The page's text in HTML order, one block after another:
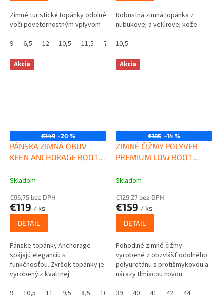
Zimné turistické topánky odolné
voči poveternostným vplyvom .
9
6,5 12 10,5 11,5 7 9,5
Robustná zimná topánka z
nubukovej a velúrovej kože.
10,5
Akcia
€149 –20 %
PÁNSKA ZIMNÁ OBUV
KEEN ANCHORAGE BOOT III
Skladom
€96,75 bez DPH
€119 / ks
DETAIL
Pánske topánky Anchorage
spájajú eleganciu s
funkčnosťou. Zvršok topánky je
vyrobený z kvalitnej
certifikáciou LWG a elastickým
9 10,5 11 9,5 8,5 10 13
Akcia
€185 –14 %
ZIMNÉ ČIŽMY POLYVER
PREMIUM LOW BOOT
Skladom
€129,27 bez DPH
€159 / ks
DETAIL
Pohodlné zimné čižmy
vyrobené z obzvlášť odolného
polyuretánu s protišmykovou a
nárazy tlmiacou novou
39
40 41 42 44